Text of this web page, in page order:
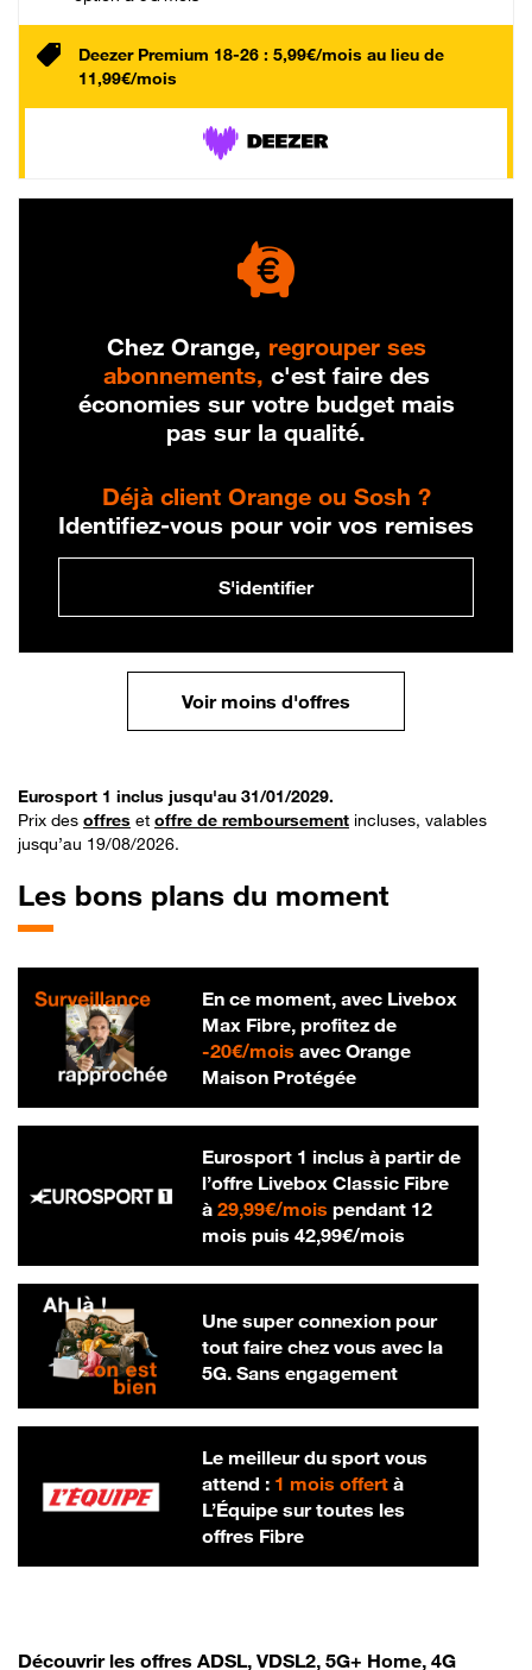
Deezer Premium 18-26 : 5,99€/mois au lieu de
11,99€/mois
Chez Orange, regrouper ses
abonnements, c'est faire des
économies sur votre budget mais
pas sur la qualité.
Déjà client Orange ou Sosh ?
Identifiez-vous pour voir vos remises
S'identifier
Voir moins d'offres
Eurosport 1 inclus jusqu'au 31/01/2029.
Prix des offres et offre de remboursement incluses, valables
jusqu’au 19/08/2026.
Les bons plans du moment
En ce moment, avec Livebox
Max Fibre, profitez de
-20€/mois20 € par mois
avec Orange
Maison Protégée
Eurosport 1 inclus à partir de
l’offre Livebox Classic Fibre
à 29,99€/mois29,99 € par mois
pendant 12
mois puis 42,99€/mois42,99 € par
Une super connexion pour
tout faire chez vous avec la
5G. Sans engagement
Le meilleur du sport vous
attend : 1 mois offertà
L’Équipe sur toutes les
offres Fibre
Découvrir les offres ADSL, VDSL2, 5G+ Home, 4G